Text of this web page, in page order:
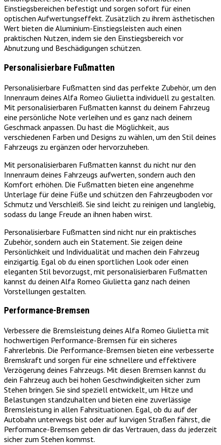
Einstiegsbereichen befestigt und sorgen sofort für einen
optischen Aufwertungseffekt. Zusätzlich zu ihrem ästhetischen
Wert bieten die Aluminium-Einstiegsleisten auch einen
praktischen Nutzen, indem sie den Einstiegsbereich vor
Abnutzung und Beschädigungen schützen.
Personalisierbare Fußmatten
Personalisierbare Fußmatten sind das perfekte Zubehör, um den
Innenraum deines Alfa Romeo Giulietta individuell zu gestalten.
Mit personalisierbaren Fußmatten kannst du deinem Fahrzeug
eine persönliche Note verleihen und es ganz nach deinem
Geschmack anpassen. Du hast die Möglichkeit, aus
verschiedenen Farben und Designs zu wählen, um den Stil deines
Fahrzeugs zu ergänzen oder hervorzuheben.
Mit personalisierbaren Fußmatten kannst du nicht nur den
Innenraum deines Fahrzeugs aufwerten, sondern auch den
Komfort erhöhen. Die Fußmatten bieten eine angenehme
Unterlage für deine Füße und schützen den Fahrzeugboden vor
Schmutz und Verschleiß. Sie sind leicht zu reinigen und langlebig,
sodass du lange Freude an ihnen haben wirst.
Personalisierbare Fußmatten sind nicht nur ein praktisches
Zubehör, sondern auch ein Statement. Sie zeigen deine
Persönlichkeit und Individualität und machen dein Fahrzeug
einzigartig. Egal ob du einen sportlichen Look oder einen
eleganten Stil bevorzugst, mit personalisierbaren Fußmatten
kannst du deinen Alfa Romeo Giulietta ganz nach deinen
Vorstellungen gestalten.
Performance-Bremsen
Verbessere die Bremsleistung deines Alfa Romeo Giulietta mit
hochwertigen Performance-Bremsen für ein sicheres
Fahrerlebnis. Die Performance-Bremsen bieten eine verbesserte
Bremskraft und sorgen für eine schnellere und effektivere
Verzögerung deines Fahrzeugs. Mit diesen Bremsen kannst du
dein Fahrzeug auch bei hohen Geschwindigkeiten sicher zum
Stehen bringen. Sie sind speziell entwickelt, um Hitze und
Belastungen standzuhalten und bieten eine zuverlässige
Bremsleistung in allen Fahrsituationen. Egal, ob du auf der
Autobahn unterwegs bist oder auf kurvigen Straßen fährst, die
Performance-Bremsen geben dir das Vertrauen, dass du jederzeit
sicher zum Stehen kommst.